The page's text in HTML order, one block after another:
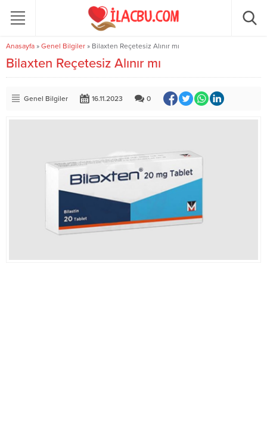
Anasayfa » Genel Bilgiler » Bilaxten Reçetesiz Alınır mı
Bilaxten Reçetesiz Alınır mı
Genel Bilgiler 16.11.2023 0